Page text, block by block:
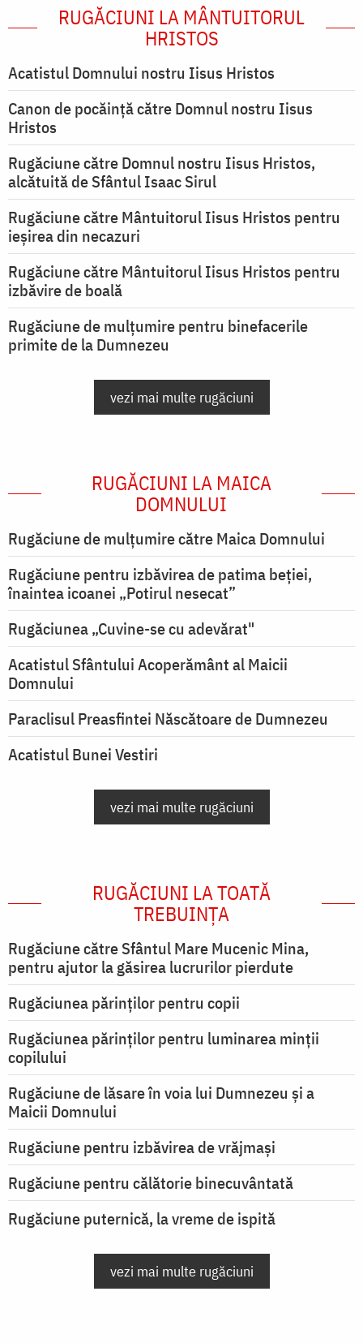
RUGĂCIUNI LA MÂNTUITORUL
HRISTOS
Acatistul Domnului nostru Iisus Hristos
Canon de pocăință către Domnul nostru Iisus
Hristos
Rugăciune către Domnul nostru Iisus Hristos,
alcătuită de Sfântul Isaac Sirul
Rugăciune către Mântuitorul Iisus Hristos pentru
ieşirea din necazuri
Rugăciune către Mântuitorul Iisus Hristos pentru
izbăvire de boală
Rugăciune de mulțumire pentru binefacerile
primite de la Dumnezeu
vezi mai multe rugăciuni
RUGĂCIUNI LA MAICA
DOMNULUI
Rugăciune de mulţumire către Maica Domnului
Rugăciune pentru izbăvirea de patima beției,
înaintea icoanei „Potirul nesecat”
Rugăciunea „Cuvine-se cu adevărat"
Acatistul Sfântului Acoperământ al Maicii
Domnului
Paraclisul Preasfintei Născătoare de Dumnezeu
Acatistul Bunei Vestiri
vezi mai multe rugăciuni
RUGĂCIUNI LA TOATĂ
TREBUINȚA
Rugăciune către Sfântul Mare Mucenic Mina,
pentru ajutor la găsirea lucrurilor pierdute
Rugăciunea părinților pentru copii
Rugăciunea părinților pentru luminarea minţii
copilului
Rugăciune de lăsare în voia lui Dumnezeu şi a
Maicii Domnului
Rugăciune pentru izbăvirea de vrăjmași
Rugăciune pentru călătorie binecuvântată
Rugăciune puternică, la vreme de ispită
vezi mai multe rugăciuni